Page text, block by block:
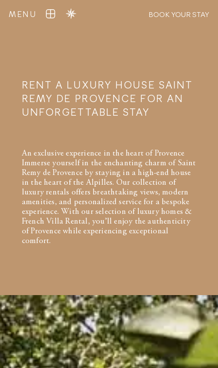
MENU BOOK YOUR STAY
RENT A LUXURY HOUSE SAINT
REMY DE PROVENCE FOR AN
UNFORGETTABLE STAY
An exclusive experience in the heart of Provence
Immerse yourself in the enchanting charm of Saint
Remy de Provence by staying in a high-end house
in the heart of the Alpilles. Our collection of
luxury rentals offers breathtaking views, modern
amenities, and personalized service for a bespoke
experience. With our selection of luxury homes &
French Villa Rental, you’ll enjoy the authenticity
of Provence while experiencing exceptional
comfort.